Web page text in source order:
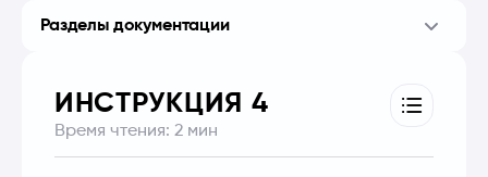
Разделы документации
ИНСТРУКЦИЯ 4
Время чтения: 2 мин